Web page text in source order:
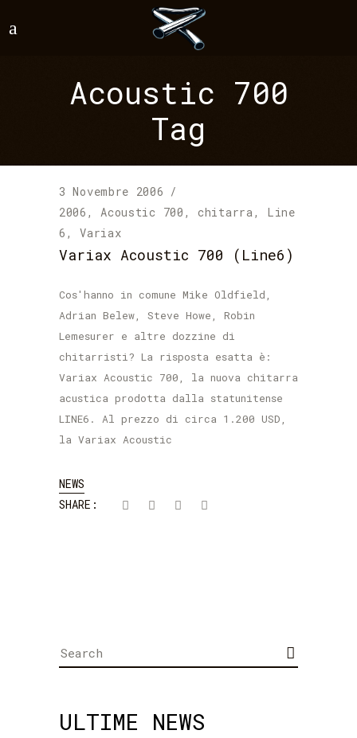
Acoustic 700
Tag
3 Novembre 2006
2006 ,Acoustic 700 , chitarra, Line
6 ,Variax
Variax Acoustic 700 (Line6)
Cos'hanno in comune Mike Oldfield,
Adrian Belew, Steve Howe, Robin
Lemesurer e altre dozzine di
chitarristi? La risposta esatta è:
Variax Acoustic 700, la nuova chitarra
acustica prodotta dalla statunitense
LINE6. Al prezzo di circa 1.200 USD,
la Variax Acoustic
NEWS
SHARE:
Search
for:
ULTIME NEWS